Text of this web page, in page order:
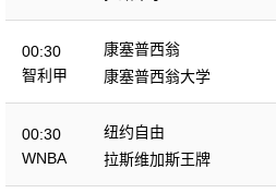
00:30
智利甲
康塞普西翁
康塞普西翁大学
00:30
WNBA
纽约自由
拉斯维加斯王牌